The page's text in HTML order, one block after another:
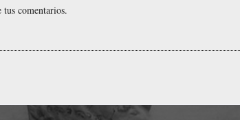
tus comentarios.